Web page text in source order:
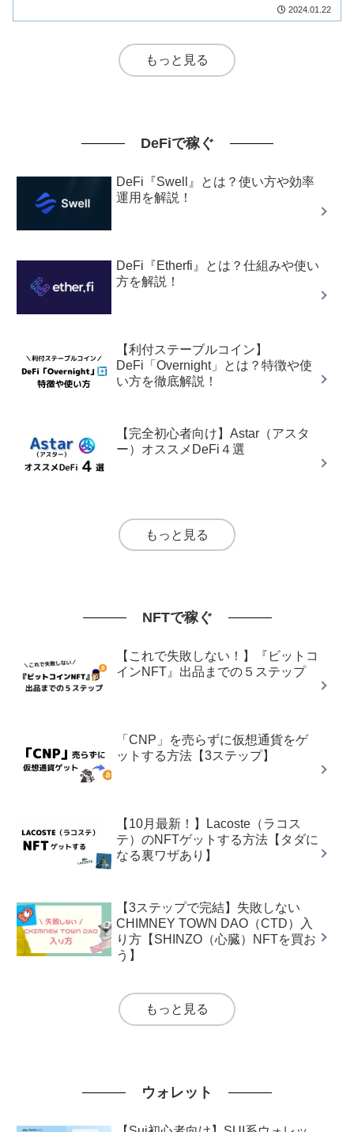
2024.01.22
もっと見る
DeFiで稼ぐ
DeFi『Swell』とは？使い方や効率
運用を解説！
DeFi『Etherfi』とは？仕組みや使い
方を解説！
【利付ステーブルコイン】
DeFi「Overnight」とは？特徴や使
い方を徹底解説！
【完全初心者向け】Astar（アスタ
ー）オススメDeFi４選
もっと見る
NFTで稼ぐ
【これで失敗しない！】『ビットコ
インNFT』出品までの５ステップ
「CNP」を売らずに仮想通貨をゲ
ットする方法【3ステップ】
【10月最新！】Lacoste（ラコス
テ）のNFTゲットする方法【タダに
なる裏ワザあり】
【3ステップで完結】失敗しない
CHIMNEY TOWN DAO（CTD）入
り方【SHINZO（心臓）NFTを買お
う】
もっと見る
ウォレット